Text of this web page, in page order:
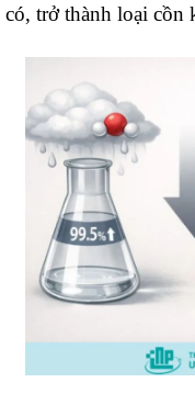
trở thành loại